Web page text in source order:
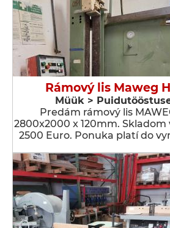
Rámový lis Maweg
Müük >
Predám rámový lis
2800x2000 x 120mm. Skladom
2500 Euro. Ponuka platí do